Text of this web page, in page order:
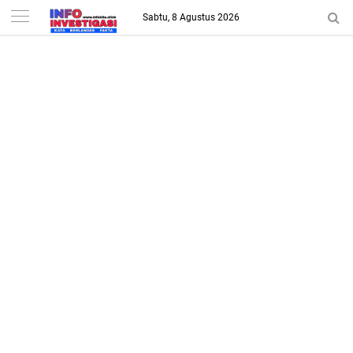
-->
Sabtu, 8 Agustus 2026